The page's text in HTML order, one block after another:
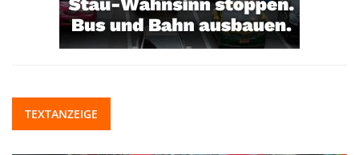
TEXTANZEIGE